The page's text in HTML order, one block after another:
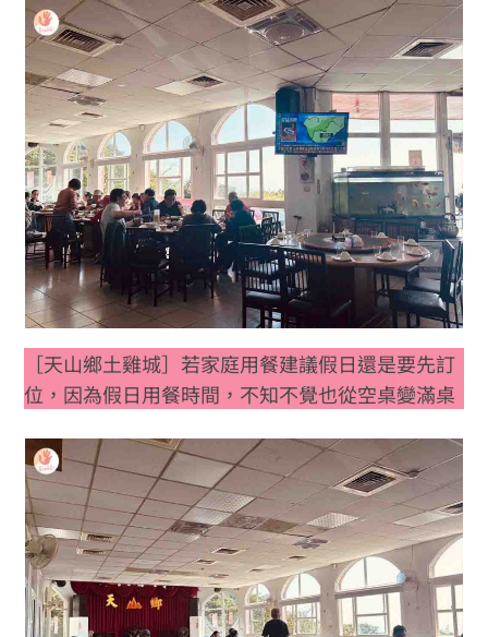
［天山鄉土雞城］若家庭用餐建議假日還是要先訂
位，因為假日用餐時間，不知不覺也從空桌變滿桌